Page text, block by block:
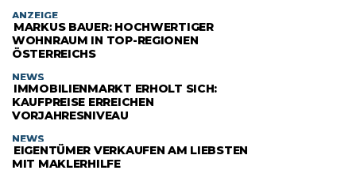
ANZEIGE
MARKUS BAUER: HOCHWERTIGER
WOHNRAUM IN TOP-REGIONEN
ÖSTERREICHS
NEWS
IMMOBILIENMARKT ERHOLT SICH:
KAUFPREISE ERREICHEN
VORJAHRESNIVEAU
NEWS
EIGENTÜMER VERKAUFEN AM LIEBSTEN
MIT MAKLERHILFE